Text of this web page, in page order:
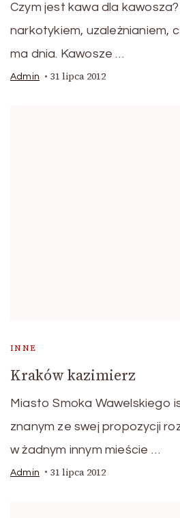
Czym jest kawa dla
narkotykiem, uzależnianiem,
ma dnia. Kawosze …
Admin 31 lipca 2012
INNE
Kraków kazimierz
Miasto Smoka Wawelskiego
znanym ze swej propozycji
w żadnym innym mieście …
Admin 31 lipca 2012